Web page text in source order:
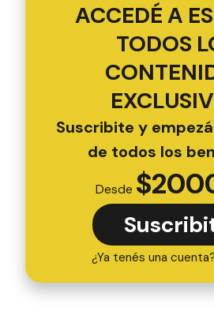
ACCEDÉ A
TODOS
Suscribite y
de todos los
Desde $
¿Ya tenés una cuenta?